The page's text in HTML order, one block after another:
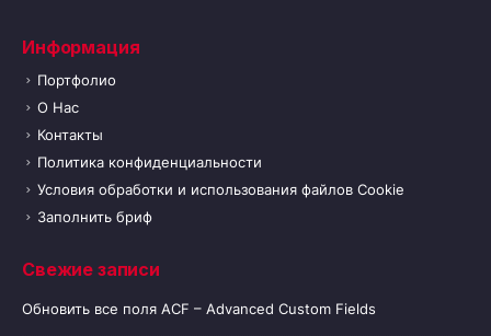
Информация
Портфолио
О Нас
Контакты
Политика конфиденциальности
Условия обработки и использования файлов Cookie
Заполнить бриф
Свежие записи
Обновить все поля ACF – Advanced Custom Fields